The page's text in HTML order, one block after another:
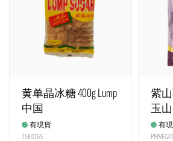
黄单晶冰糖 400g Lump
中国
有現貨
TSK0165
紫山
玉
有